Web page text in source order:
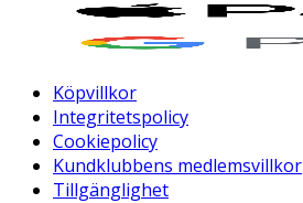
Köpvillkor
Integritetspolicy
Cookiepolicy
Kundklubbens medlemsvillkor
Tillgänglighet